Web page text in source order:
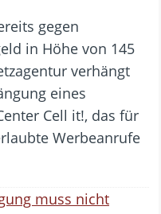
gegen
in Höhe von 145
verhängt
eines
Cell it!, das für
Werbeanrufe